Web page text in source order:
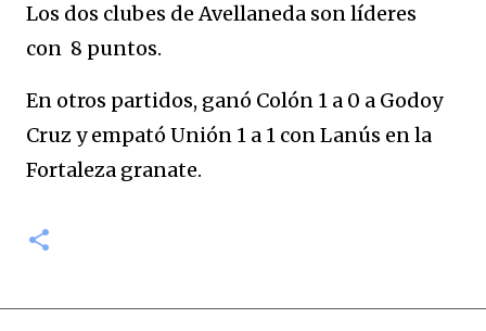
Los dos clubes de Avellaneda son líderes
con 8 puntos.
En otros partidos, ganó Colón 1 a 0 a Godoy
Cruz y empató Unión 1 a 1 con Lanús en la
Fortaleza granate.